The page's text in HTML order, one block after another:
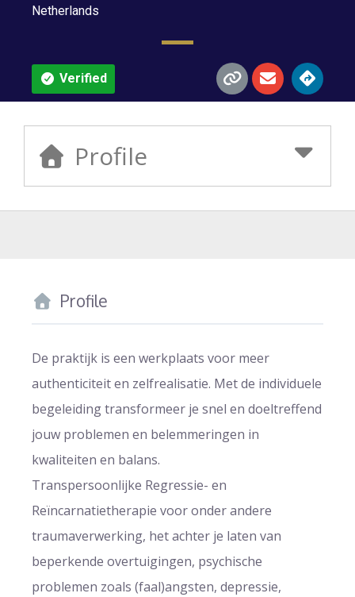
Netherlands
Verified
Profile
Profile
De praktijk is een werkplaats voor meer
authenticiteit en zelfrealisatie. Met de individuele
begeleiding transformeer je snel en doeltreffend
jouw problemen en belemmeringen in
kwaliteiten en balans.
Transpersoonlijke Regressie- en
Reïncarnatietherapie voor onder andere
traumaverwerking, het achter je laten van
beperkende overtuigingen, psychische
problemen zoals (faal)angsten, depressie,